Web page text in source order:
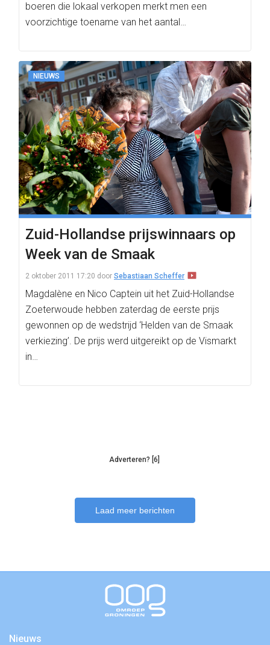
boeren die lokaal verkopen merkt men een
voorzichtige toename van het aantal…
NIEUWS
Zuid-Hollandse prijswinnaars op
Week van de Smaak
2 oktober 2011 17:20 door Sebastiaan Scheffer
Magdalène en Nico Captein uit het Zuid-Hollandse
Zoeterwoude hebben zaterdag de eerste prijs
gewonnen op de wedstrijd ‘Helden van de Smaak
verkiezing’. De prijs werd uitgereikt op de Vismarkt
in…
Adverteren? [6]
Laad meer berichten
Nieuws